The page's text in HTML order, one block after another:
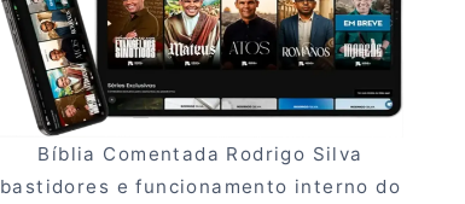
Bíblia Comentada Rodrigo Silva
bastidores e funcionamento interno do